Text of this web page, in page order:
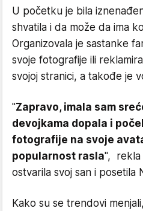
U početku je bila
shvatila i da može da ima
Organizovala je sastanke
svoje fotografije ili
svojoj stranici, a takođe je
"Zapravo, imala sam
devojkama dopala i
fotografije na svoje
popularnost rasla", rekla
ostvarila svoj san i posetila
Kako su se trendovi